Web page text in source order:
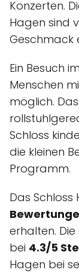
Konzerten.
Hagen sind
Geschmack
Ein Besuch
Menschen
möglich.
Schloss
die kleinen
Programm.
Das
erhalten.
bei 4.3/5
Hagen bei